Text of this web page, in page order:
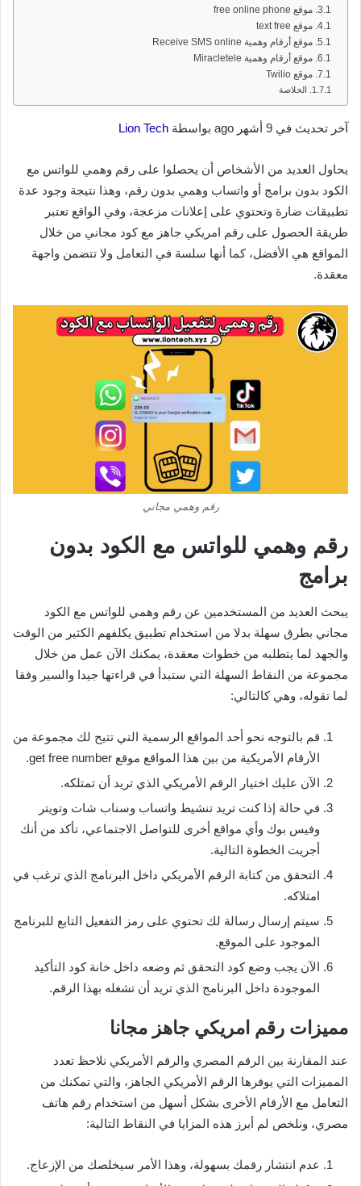
موقع free online phone
موقع text free
موقع أرقام وهمية Receive SMS online
موقع أرقام وهمية Miracletele
موقع Twilio
الخلاصة
آخر تحديث في 9 أشهر ago بواسطة Lion Tech
يحاول العديد من الأشخاص أن يحصلوا على رقم وهمي للواتس مع
الكود بدون برامج أو واتساب وهمي بدون رقم، وهذا نتيجة وجود عدة
تطبيقات ضارة وتحتوي على إعلانات مزعجة، وفي الواقع تعتبر
طريقة الحصول على رقم امريكي جاهز مع كود مجاني من خلال
المواقع هي الأفضل، كما أنها سلسة في التعامل ولا تتضمن واجهة
معقدة.
رقم وهمي مجاني
رقم وهمي للواتس مع الكود بدون
برامج
يبحث العديد من المستخدمين عن رقم وهمي للواتس مع الكود
مجاني بطرق سهلة بدلا من استخدام تطبيق يكلفهم الكثير من الوقت
والجهد لما يتطلبه من خطوات معقدة، يمكنك الآن عمل من خلال
مجموعة من النقاط السهلة التي ستبدأ في قراءتها جيدا والسير وفقا
لما تقوله، وهي كالتالي:
قم بالتوجه نحو أحد المواقع الرسمية التي تتيح لك مجموعة من
الأرقام الأمريكية من بين هذا المواقع موقع get free number.
الآن عليك اختيار الرقم الأمريكي الذي تريد أن تمتلكه.
في حالة إذا كنت تريد تنشيط واتساب وسناب شات وتويتر
وفيس بوك وأي مواقع أخرى للتواصل الاجتماعي، تأكد من أنك
أجريت الخطوة التالية.
التحقق من كتابة الرقم الأمريكي داخل البرنامج الذي ترغب في
امتلاكه.
سيتم إرسال رسالة لك تحتوي على رمز التفعيل التابع للبرنامج
الموجود على الموقع.
الآن يجب وضع كود التحقق ثم وضعه داخل خانة كود التأكيد
الموجودة داخل البرنامج الذي تريد أن تشغله بهذا الرقم.
مميزات رقم امريكي جاهز مجانا
عند المقارنة بين الرقم المصري والرقم الأمريكي نلاحظ تعدد
المميزات التي يوفرها الرقم الأمريكي الجاهز، والتي تمكنك من
التعامل مع الأرقام الأخرى بشكل أسهل من استخدام رقم هاتف
مصري، ونلخص لم أبرز هذه المزايا في النقاط التالية:
عدم انتشار رقمك بسهولة، وهذا الأمر سيخلصك من الإزعاج.